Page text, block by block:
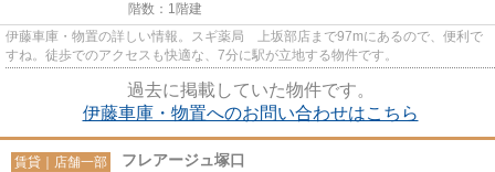
階数：1階建
伊藤車庫・物置の詳しい情報。スギ薬局 上坂部店まで97mにあるので、便利で
すね。徒歩でのアクセスも快適な、7分に駅が立地する物件です。
過去に掲載していた物件です。
伊藤車庫・物置へのお問い合わせはこちら
賃貸｜店舗一部 フレアージュ塚口